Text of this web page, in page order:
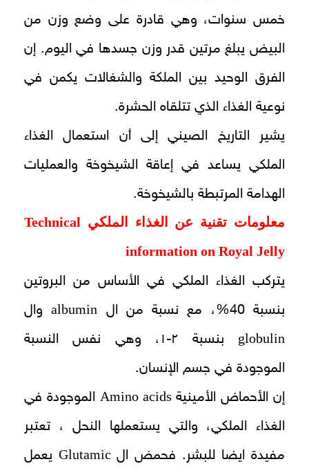
خمس سنوات، وهي قادرة على وضع وزن من
البيض يبلغ مرتين قدر وزن جسدها في اليوم. إن
الفرق الوحيد بين الملكة والشغالات يكمن في
نوعية الغذاء الذي تتلقاه الحشرة.
يشير التاريخ الصيني إلى أن استعمال الغذاء
الملكي يساعد في إعاقة الشيخوخة والعمليات
الهدامة المرتبطة بالشيخوخة.
معلومات تقنية عن الغذاء الملكي Technical
information on Royal Jelly
يتركب الغذاء الملكي في الأساس من البروتين
بنسبة 40%، مع نسبة من ال
albuminوال
globulin
بنسبة ۲-۱، وهي نفس النسبة
الموجودة في جسم الإنسان.
إن الأحماض الأمينية Amino acids الموجودة في
الغذاء الملكي، والتي يستعملها النحل ، تعتبر
مفيدة ايضا للبشر. فحمض ال Glutamic يعمل